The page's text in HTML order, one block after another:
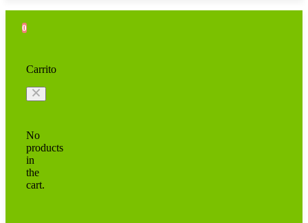
0
Carrito
No
products
in
the
cart.